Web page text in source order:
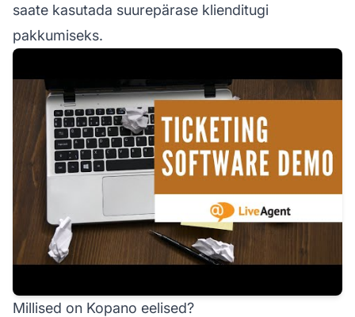
saate kasutada suurepärase klienditugi
pakkumiseks.
Millised on Kopano eelised?